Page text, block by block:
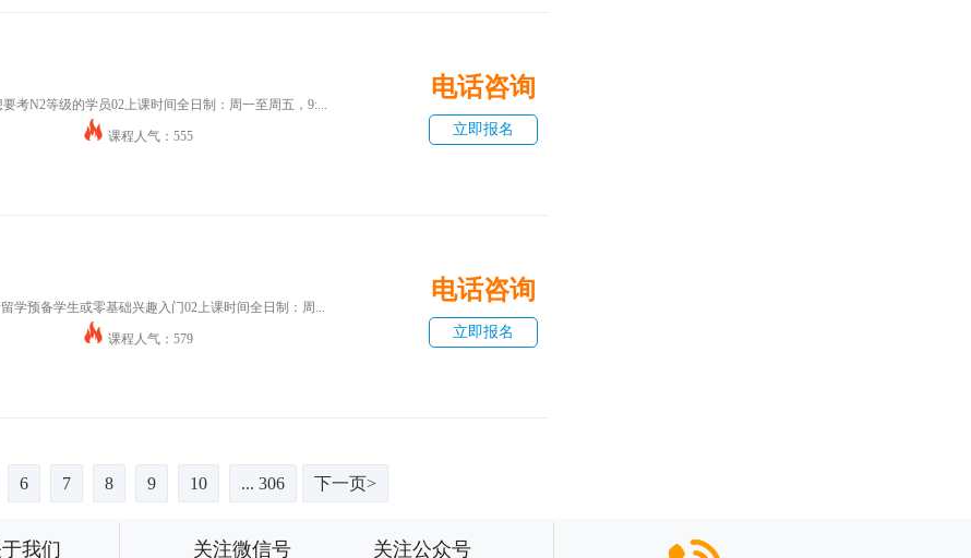
考N2等级的学员02上课时间全日制：周一至周五，9:...
课程人气：555
电话咨询
立即报名
学预备学生或零基础兴趣入门02上课时间全日制：周...
课程人气：579
电话咨询
立即报名
6 7 8 9 10 ... 306 下一页>
我们 关注微信号 关注公众号